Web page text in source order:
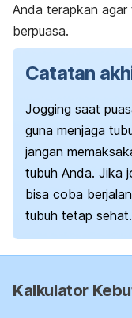
Anda terapkan
berpuasa.
Catatan
Jogging saat
guna menjaga
jangan
tubuh Anda. Jika
bisa coba
tubuh tetap sehat.
Kalkulator